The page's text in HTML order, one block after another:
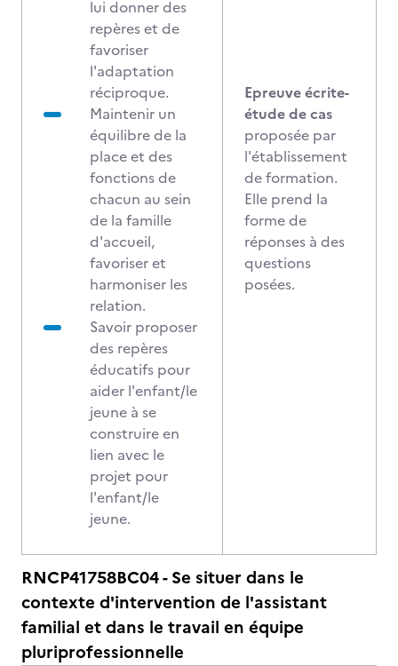
lui donner des
repères et de
favoriser
l'adaptation
réciproque.
Maintenir un
équilibre de la
place et des
fonctions de
chacun au sein
de la famille
d'accueil,
favoriser et
harmoniser les
relation.
Savoir proposer
des repères
éducatifs pour
aider l'enfant/le
jeune à se
construire en
lien avec le
projet pour
l'enfant/le
jeune.
Epreuve écrite-
étude de cas
proposée par
l'établissement
de formation.
Elle prend la
forme de
réponses à des
questions
posées.
RNCP41758BC04 - Se situer dans le
contexte d'intervention de l'assistant
familial et dans le travail en équipe
pluriprofessionnelle